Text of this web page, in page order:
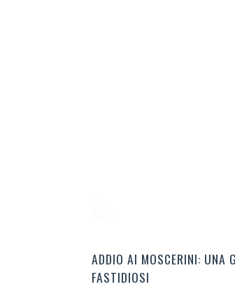
ADDIO AI MOSCERINI: UNA
FASTIDIOSI